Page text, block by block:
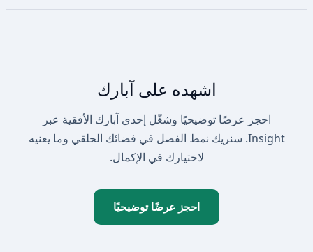
اشهده على آبارك
احجز عرضًا توضيحيًا وشغّل إحدى آبارك الأفقية عبر
Insight. سنريك نمط الفصل في فضائك الحلقي وما يعنيه
لاختيارك في الإكمال.
احجز عرضًا توضيحيًا